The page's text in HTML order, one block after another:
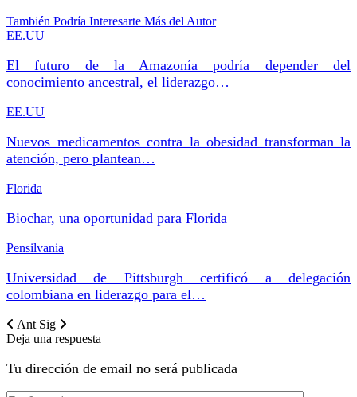
También Podría Interesarte Más del Autor
EE.UU
El futuro de la Amazonía podría depender del
conocimiento ancestral, el liderazgo…
EE.UU
Nuevos medicamentos contra la obesidad transforman la
atención, pero plantean…
Florida
Biochar, una oportunidad para Florida
Pensilvania
Universidad de Pittsburgh certificó a delegación
colombiana en liderazgo para el…
Ant Sig
Deja una respuesta
Tu dirección de email no será publicada